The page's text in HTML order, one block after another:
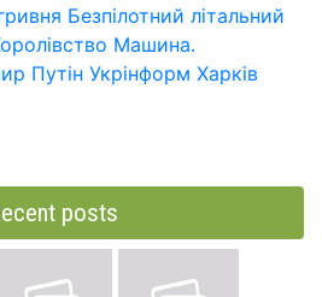
Безпілотний літальний
Машина.
Путін Укрінформ Харків
posts